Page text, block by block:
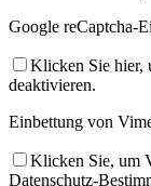
Google reCaptcha-
Klicken Sie hier,
deaktivieren.
Einbettung von
Klicken Sie, um
Datenschutz-